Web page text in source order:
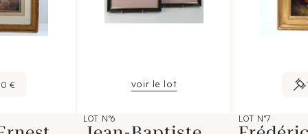
€ voir le lot
LOT N°6 LOT N°7